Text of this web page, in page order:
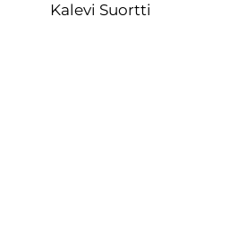
Kalevi Suortti